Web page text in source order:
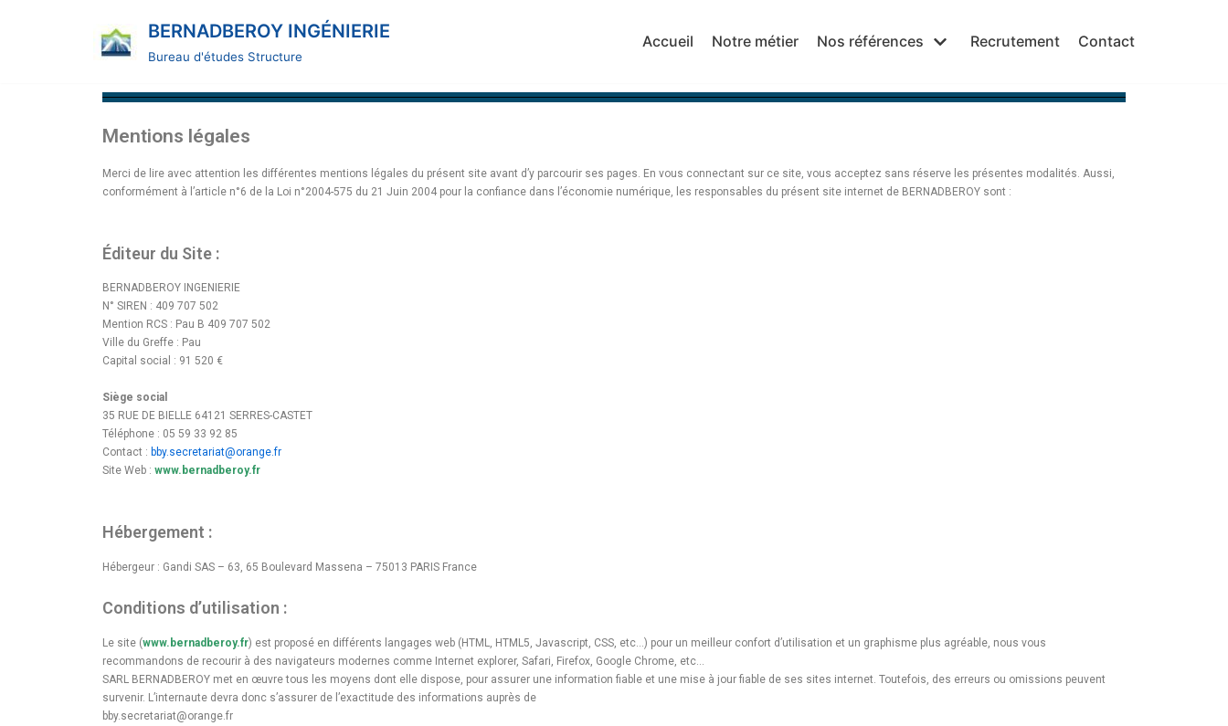
BERNADBEROY INGÉNIERIE
Bureau d'études Structure
Accueil Notre métier Nos références Recrutement Contact
Mentions légales
Merci de lire avec attention les différentes mentions légales du présent site avant d’y parcourir ses pages. En vous connectant sur ce site, vous acceptez sans réserve les présentes modalités. Aussi,
conformément à l’article n°6 de la Loi n°2004-575 du 21 Juin 2004 pour la confiance dans l’économie numérique, les responsables du présent site internet de BERNADBEROY sont :
Éditeur du Site :
BERNADBEROY INGENIERIE
N° SIREN : 409 707 502
Mention RCS : Pau B 409 707 502
Ville du Greffe : Pau
Capital social : 91 520 €
Siège social
35 RUE DE BIELLE 64121 SERRES-CASTET
Téléphone : 05 59 33 92 85
Contact : bby.secretariat@orange.fr
Site Web : www.bernadberoy.fr
Hébergement :
Hébergeur : Gandi SAS – 63, 65 Boulevard Massena – 75013 PARIS France
Conditions d’utilisation :
Le site (www.bernadberoy.fr) est proposé en différents langages web (HTML, HTML5, Javascript, CSS, etc…) pour un meilleur confort d’utilisation et un graphisme plus agréable, nous vous
recommandons de recourir à des navigateurs modernes comme Internet explorer, Safari, Firefox, Google Chrome, etc…
SARL BERNADBEROY met en œuvre tous les moyens dont elle dispose, pour assurer une information fiable et une mise à jour fiable de ses sites internet. Toutefois, des erreurs ou omissions peuvent
survenir. L’internaute devra donc s’assurer de l’exactitude des informations auprès de
bby.secretariat@orange.fr